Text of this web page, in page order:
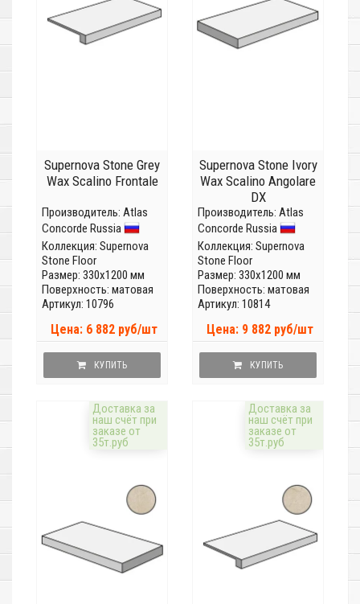
Supernova Stone Grey
Wax Scalino Frontale
Производитель: Atlas
Concorde Russia
Коллекция: Supernova
Stone Floor
Размер: 330x1200 мм
Поверхность: матовая
Артикул: 10796
Цена: 6 882 руб/шт
КУПИТЬ
Supernova Stone Ivory
Wax Scalino Angolare
DX
Производитель: Atlas
Concorde Russia
Коллекция: Supernova
Stone Floor
Размер: 330x1200 мм
Поверхность: матовая
Артикул: 10814
Цена: 9 882 руб/шт
КУПИТЬ
Доставка за
наш счёт при
заказе от
35т.руб
Доставка за
наш счёт при
заказе от
35т.руб